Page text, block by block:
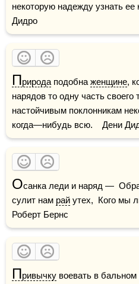
некоторую надежду узнать
Дидро
Природа подобна женщине,
нарядов то одну часть своего
настойчивым поклонникам
когда—нибудь всю.    Дени
Осанка леди и наряд —
сулит нам рай утех,  Кого мы
Роберт Бернс
Привычку воевать в